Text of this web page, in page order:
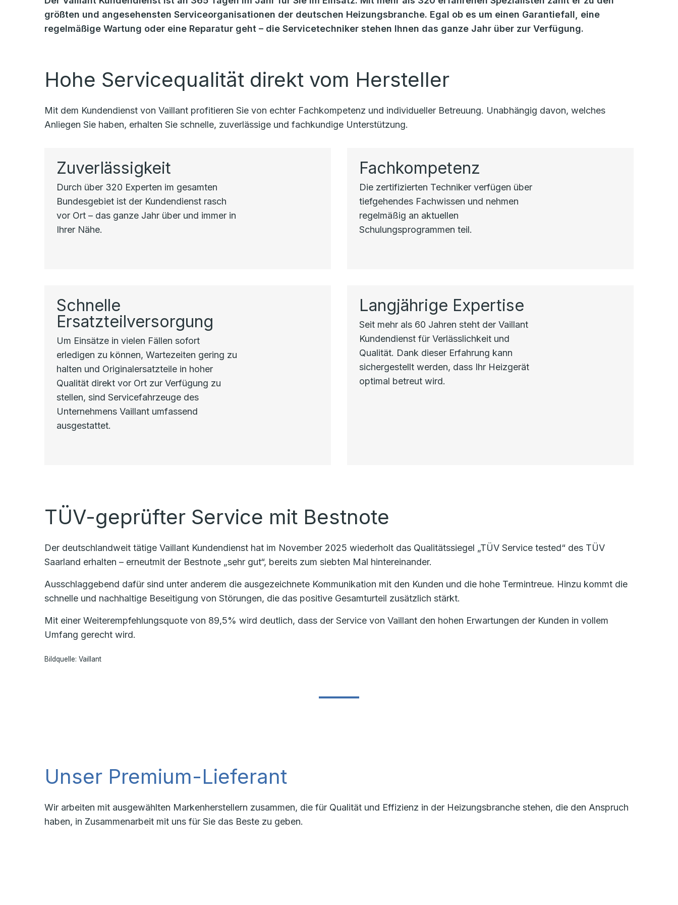
größten und angesehensten Serviceorganisationen der deutschen Heizungsbranche. Egal ob es um einen Garantiefall, eine
regelmäßige Wartung oder eine Reparatur geht – die Servicetechniker stehen Ihnen das ganze Jahr über zur Verfügung.
Hohe Servicequalität direkt vom Hersteller
Mit dem Kundendienst von Vaillant profitieren Sie von echter Fachkompetenz und individueller Betreuung. Unabhängig davon, welches
Anliegen Sie haben, erhalten Sie schnelle, zuverlässige und fachkundige Unterstützung.
Zuverlässigkeit
Durch über 320 Experten im gesamten
Bundesgebiet ist der Kundendienst rasch
vor Ort – das ganze Jahr über und immer in
Ihrer Nähe.
Fachkompetenz
Die zertifizierten Techniker verfügen über
tiefgehendes Fachwissen und nehmen
regelmäßig an aktuellen
Schulungsprogrammen teil.
Schnelle
Ersatzteilversorgung
Um Einsätze in vielen Fällen sofort
erledigen zu können, Wartezeiten gering zu
halten und Originalersatzteile in hoher
Qualität direkt vor Ort zur Verfügung zu
stellen, sind Servicefahrzeuge des
Unternehmens Vaillant umfassend
ausgestattet.
Langjährige Expertise
Seit mehr als 60 Jahren steht der Vaillant
Kundendienst für Verlässlichkeit und
Qualität. Dank dieser Erfahrung kann
sichergestellt werden, dass Ihr Heizgerät
optimal betreut wird.
TÜV-geprüfter Service mit Bestnote
Der deutschlandweit tätige Vaillant Kundendienst hat im November 2025 wiederholt das Qualitätssiegel „TÜV Service tested“ des TÜV
Saarland erhalten – erneutmit der Bestnote „sehr gut“, bereits zum siebten Mal hintereinander.
Ausschlaggebend dafür sind unter anderem die ausgezeichnete Kommunikation mit den Kunden und die hohe Termintreue. Hinzu kommt die
schnelle und nachhaltige Beseitigung von Störungen, die das positive Gesamturteil zusätzlich stärkt.
Mit einer Weiterempfehlungsquote von 89,5% wird deutlich, dass der Service von Vaillant den hohen Erwartungen der Kunden in vollem
Umfang gerecht wird.
Bildquelle: Vaillant
Unser Premium-Lieferant
Wir arbeiten mit ausgewählten Markenherstellern zusammen, die für Qualität und Effizienz in der Heizungsbranche stehen, die den Anspruch
haben, in Zusammenarbeit mit uns für Sie das Beste zu geben.